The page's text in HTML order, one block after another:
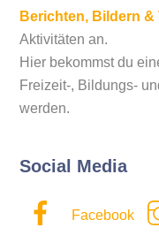
Berichten, Bildern &
Aktivitäten an.
Hier bekommst du
Freizeit-, Bildungs-
werden.
Social Media
Facebook